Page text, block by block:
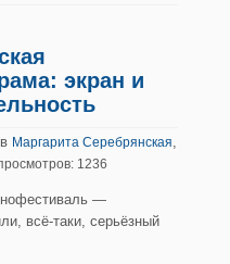
экран и
в Маргарита Серебрянская,
1236
—
всё-таки, серьёзный